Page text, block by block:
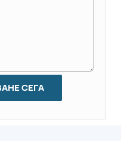
СЕГА